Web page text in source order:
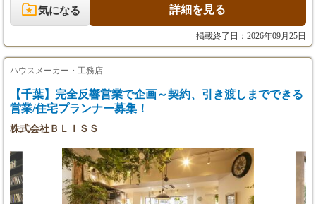
当社では、目先の数字だけを追う短期的なイン
センティブ制はあえて導入していません 。
年に一度、各自で目標を設定し、定量・定性の
両面から「頑張りの積み重ね」を公正に評価 。
（理想のライフスタイルの深掘り） 現地調査への同行、リノベー
ションの間取り・デザインのプランニング お客様へのプレゼンテ
ジュール・顧客フォロー ★営業が孤立しない、安心のチーム体制
当社の強みは、営業・設計・施工管理がそれぞれの専門領域を突
き詰めながらも、完全に分業・連携している点にあります ひとり
ってコミュニケーションを密に取りながら案件を進行します その
ため、お客様に寄り添った「本質的な暮らしの提案」に100％集
ら、お洒落でデザイン性の高い空間をカタチにしていける環境で
す
気になる 詳細を見る
掲載終了日：2026年09月25日
ハウスメーカー・工務店
【千葉】完全反響営業で企画～契約、引き渡しまでできる
営業/住宅プランナー募集！
株式会社ＢＬＩＳＳ